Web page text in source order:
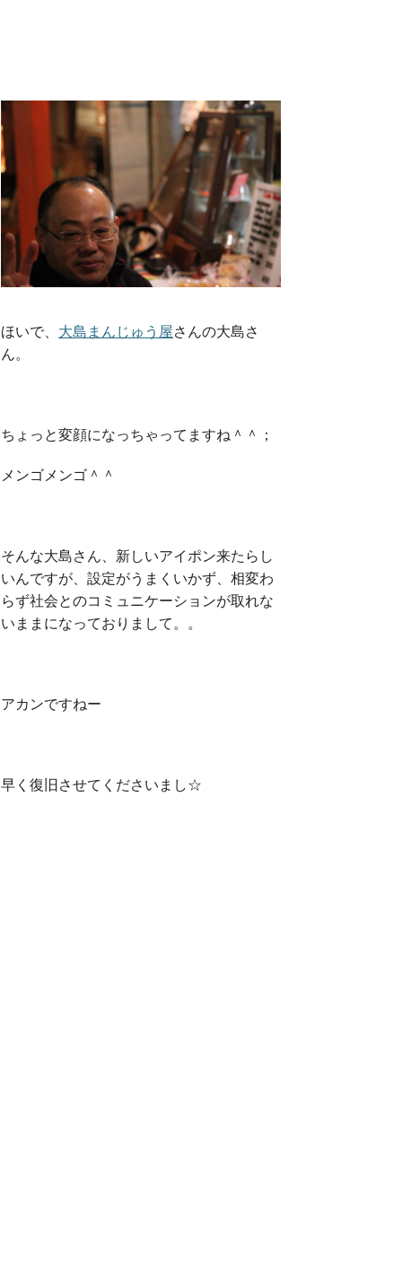
ほいで、 大島まんじゅう屋さんの大島さ
ん。
ちょっと変顔になっちゃってますね＾＾；
メンゴメンゴ＾＾
そんな大島さん、新しいアイポン来たらし
いんですが、設定がうまくいかず、相変わ
らず社会とのコミュニケーションが取れな
いままになっておりまして。。
アカンですねー
早く復旧させてくださいまし☆